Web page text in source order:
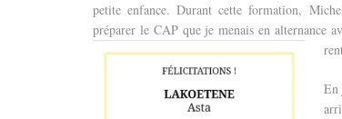
petite enfance. Durant cette formation,
préparer le CAP que je menais en alternance
En